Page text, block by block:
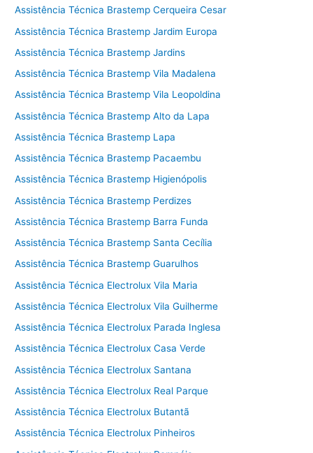
Assistência Técnica Brastemp Cerqueira Cesar
Assistência Técnica Brastemp Jardim Europa
Assistência Técnica Brastemp Jardins
Assistência Técnica Brastemp Vila Madalena
Assistência Técnica Brastemp Vila Leopoldina
Assistência Técnica Brastemp Alto da Lapa
Assistência Técnica Brastemp Lapa
Assistência Técnica Brastemp Pacaembu
Assistência Técnica Brastemp Higienópolis
Assistência Técnica Brastemp Perdizes
Assistência Técnica Brastemp Barra Funda
Assistência Técnica Brastemp Santa Cecília
Assistência Técnica Brastemp Guarulhos
Assistência Técnica Electrolux Vila Maria
Assistência Técnica Electrolux Vila Guilherme
Assistência Técnica Electrolux Parada Inglesa
Assistência Técnica Electrolux Casa Verde
Assistência Técnica Electrolux Santana
Assistência Técnica Electrolux Real Parque
Assistência Técnica Electrolux Butantã
Assistência Técnica Electrolux Pinheiros